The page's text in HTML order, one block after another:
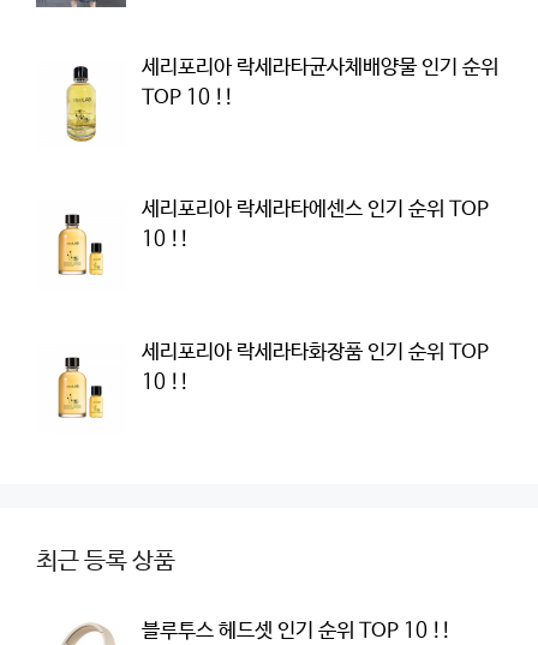
세리포리아 락세라타균사체배양물 인기 순위
TOP 10 !!
세리포리아 락세라타에센스 인기 순위 TOP
10 !!
세리포리아 락세라타화장품 인기 순위 TOP
10 !!
최근 등록 상품
블루투스 헤드셋 인기 순위 TOP 10 !!